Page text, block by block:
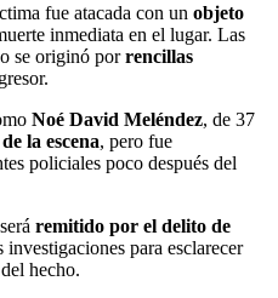
fue atacada con un objeto
inmediata en el lugar. Las
se originó porrencillas
Noé David Meléndez, de 37
la escena, pero fue
policiales poco después del
remitido por el delito de
para esclarecer
hecho.